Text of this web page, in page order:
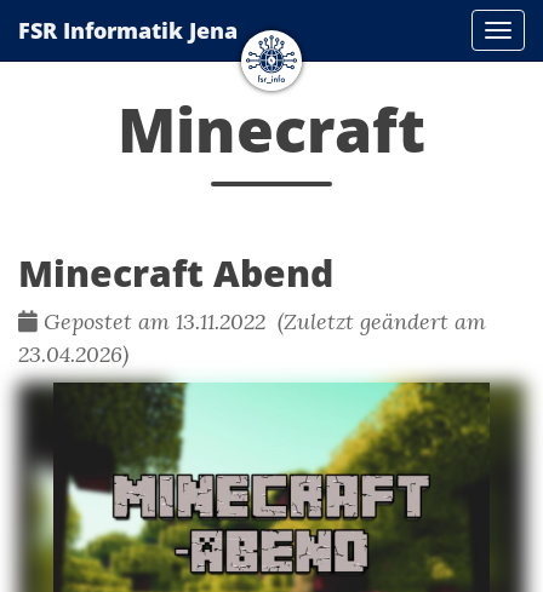
FSR Informatik Jena
Minecraft
Minecraft Abend
Gepostet am 13.11.2022 (Zuletzt geändert am
23.04.2026)